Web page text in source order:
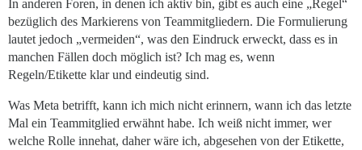
In anderen Foren, in denen ich aktiv bin, gibt es auch eine „Regel“
bezüglich des Markierens von Teammitgliedern. Die Formulierung
lautet jedoch „vermeiden“, was den Eindruck erweckt, dass es in
manchen Fällen doch möglich ist? Ich mag es, wenn
Regeln/Etikette klar und eindeutig sind.
Was Meta betrifft, kann ich mich nicht erinnern, wann ich das letzte
Mal ein Teammitglied erwähnt habe. Ich weiß nicht immer, wer
welche Rolle innehat, daher wäre ich, abgesehen von der Etikette,